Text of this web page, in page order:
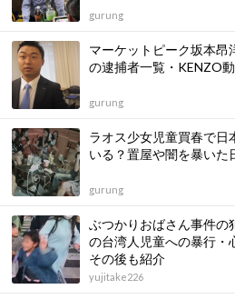
gurung
マーケットピーク坂本昂
の逮捕者一覧・KENZO
gurung
ラオス少女児童買春で日
いる？置屋や闇を暴いた
gurung
ぶつかりおばさん事件の
の台湾人児童への暴行・
その後も紹介
yujitake226